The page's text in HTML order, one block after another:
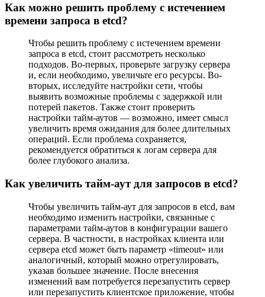
Как можно решить проблему с истечением
времени запроса в etcd?
Чтобы решить проблему с истечением времени
запроса в etcd, стоит рассмотреть несколько
подходов. Во-первых, проверьте загрузку сервера
и, если необходимо, увеличьте его ресурсы. Во-
вторых, исследуйте настройки сети, чтобы
выявить возможные проблемы с задержкой или
потерей пакетов. Также стоит проверить
настройки тайм-аутов — возможно, имеет смысл
увеличить время ожидания для более длительных
операций. Если проблема сохраняется,
рекомендуется обратиться к логам сервера для
более глубокого анализа.
Как увеличить тайм-аут для запросов в etcd?
Чтобы увеличить тайм-аут для запросов в etcd, вам
необходимо изменить настройки, связанные с
параметрами тайм-аутов в конфигурации вашего
сервера. В частности, в настройках клиента или
сервера etcd может быть параметр «timeout» или
аналогичный, который можно отрегулировать,
указав большее значение. После внесения
изменений вам потребуется перезапустить сервер
или перезапустить клиентское приложение, чтобы